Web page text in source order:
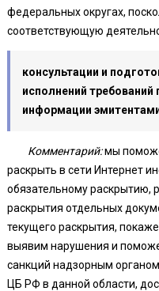
федеральных округах,
соответствующую
консультации и
исполнений
информации
Комментарий:мы
раскрыть в сети Интернет
обязательному раскрытию,
раскрытия отдельных
текущего раскрытия,
выявим нарушения и
санкций надзорным
ЦБ РФ в данной области,